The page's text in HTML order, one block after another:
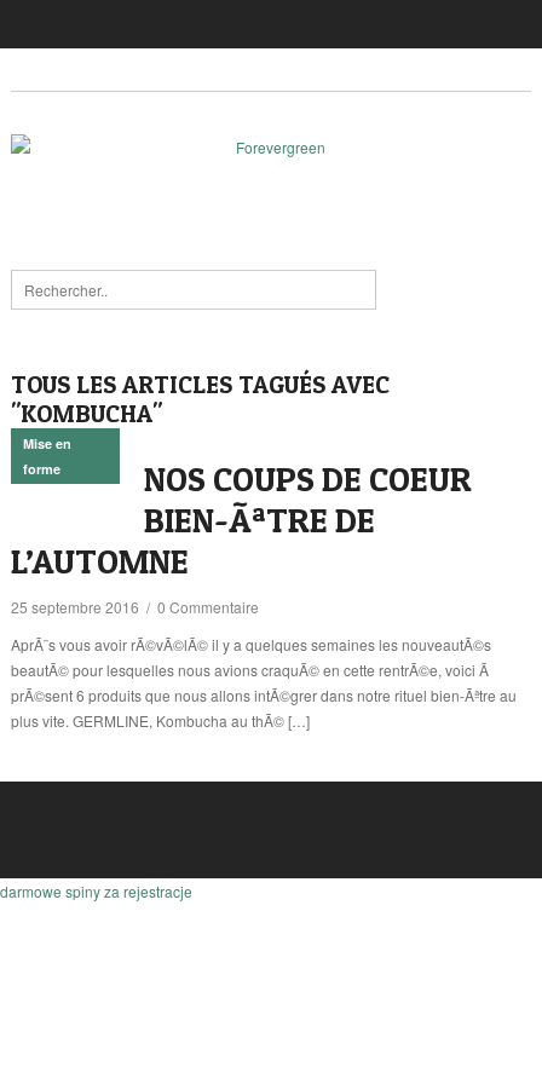
TOUS LES ARTICLES TAGUÉS AVEC
"KOMBUCHA"
Mise en
forme
NOS COUPS DE COEUR
BIEN-ÃªTRE DE
L’AUTOMNE
25 septembre 2016 / 0 Commentaire
AprÃ¨s vous avoir rÃ©vÃ©lÃ© il y a quelques semaines les nouveautÃ©s
beautÃ© pour lesquelles nous avions craquÃ© en cette rentrÃ©e, voici Ã
prÃ©sent 6 produits que nous allons intÃ©grer dans notre rituel bien-Ãªtre au
plus vite. GERMLINE, Kombucha au thÃ© […]
darmowe spiny za rejestracje